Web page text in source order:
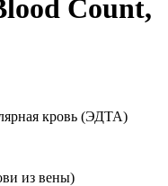
Count,
кровь (ЭДТА)
из вены)